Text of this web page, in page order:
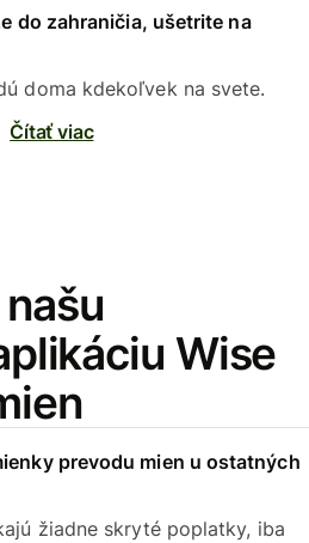
do zahraničia, ušetrite na
doma kdekoľvek na svete.
Čítať viac
Wise
prevodu mien u ostatných
žiadne skryté poplatky, iba